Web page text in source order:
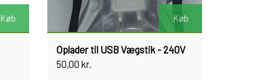
Køb Køb
Oplader til USB Vægstik - 240V
50,00 kr.